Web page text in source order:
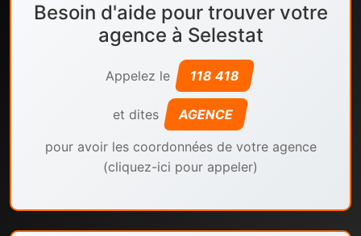
Besoin d'aide pour trouver votre
agence à Selestat
Appelez le 118 418
et dites AGENCE
pour avoir les coordonnées de votre agence
(cliquez-ici pour appeler)